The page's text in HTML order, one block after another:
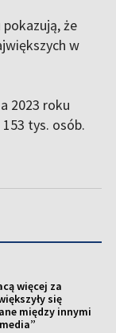
że
w
2023 roku
tys. osób.
więcej za
się
między innymi